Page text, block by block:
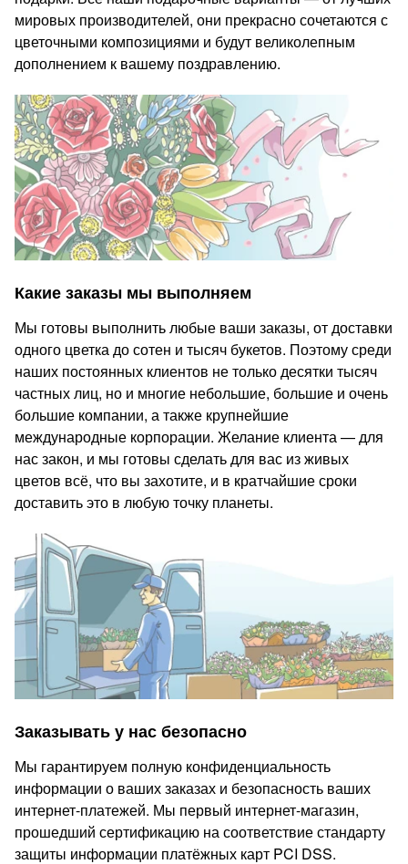
мировых производителей, они прекрасно сочетаются с
цветочными композициями и будут великолепным
дополнением к вашему поздравлению.
Какие заказы мы выполняем
Мы готовы выполнить любые ваши заказы, от доставки
одного цветка до сотен и тысяч букетов. Поэтому среди
наших постоянных клиентов не только десятки тысяч
частных лиц, но и многие небольшие, большие и очень
большие компании, а также крупнейшие
международные корпорации. Желание клиента — для
нас закон, и мы готовы сделать для вас из живых
цветов всё, что вы захотите, и в кратчайшие сроки
доставить это в любую точку планеты.
Заказывать у нас безопасно
Мы гарантируем полную конфиденциальность
информации о ваших заказах и безопасность ваших
интернет-платежей. Мы первый интернет-магазин,
прошедший сертификацию на соответствие стандарту
защиты информации платёжных карт PCI DSS.